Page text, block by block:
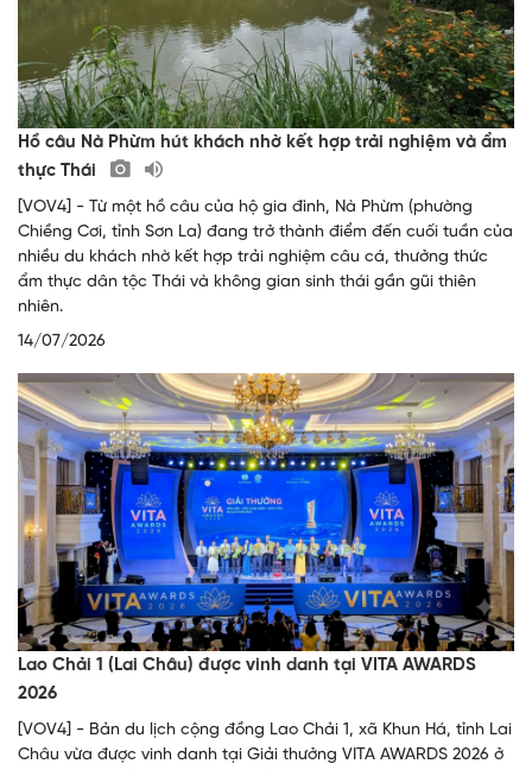
Hồ câu Nà Phừm hút khách nhờ kết hợp trải nghiệm và ẩm
thực Thái
[VOV4] - Từ một hồ câu của hộ gia đình, Nà Phừm (phường
Chiềng Cơi, tỉnh Sơn La) đang trở thành điểm đến cuối tuần của
nhiều du khách nhờ kết hợp trải nghiệm câu cá, thưởng thức
ẩm thực dân tộc Thái và không gian sinh thái gần gũi thiên
nhiên.
14/07/2026
Lao Chải 1 (Lai Châu) được vinh danh tại VITA AWARDS
2026
[VOV4] - Bản du lịch cộng đồng Lao Chải 1, xã Khun Há, tỉnh Lai
Châu vừa được vinh danh tại Giải thưởng VITA AWARDS 2026 ở